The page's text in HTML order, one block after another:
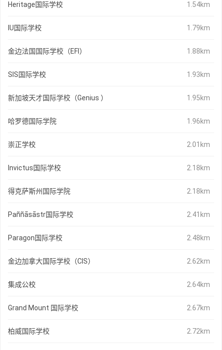
Heritage国际学校 1.54km
IU国际学校 1.79km
金边法国国际学校（EFI） 1.88km
SIS国际学校 1.93km
新加坡天才国际学校（Genius ） 1.95km
哈罗德国际学院 1.96km
崇正学校 2.01km
Invictus国际学校 2.18km
得克萨斯州国际学院 2.18km
Paññāsāstr国际学校 2.41km
Paragon国际学校 2.48km
金边加拿大国际学校（CIS） 2.62km
集成公校 2.64km
Grand Mount 国际学校 2.67km
柏威国际学校 2.72km